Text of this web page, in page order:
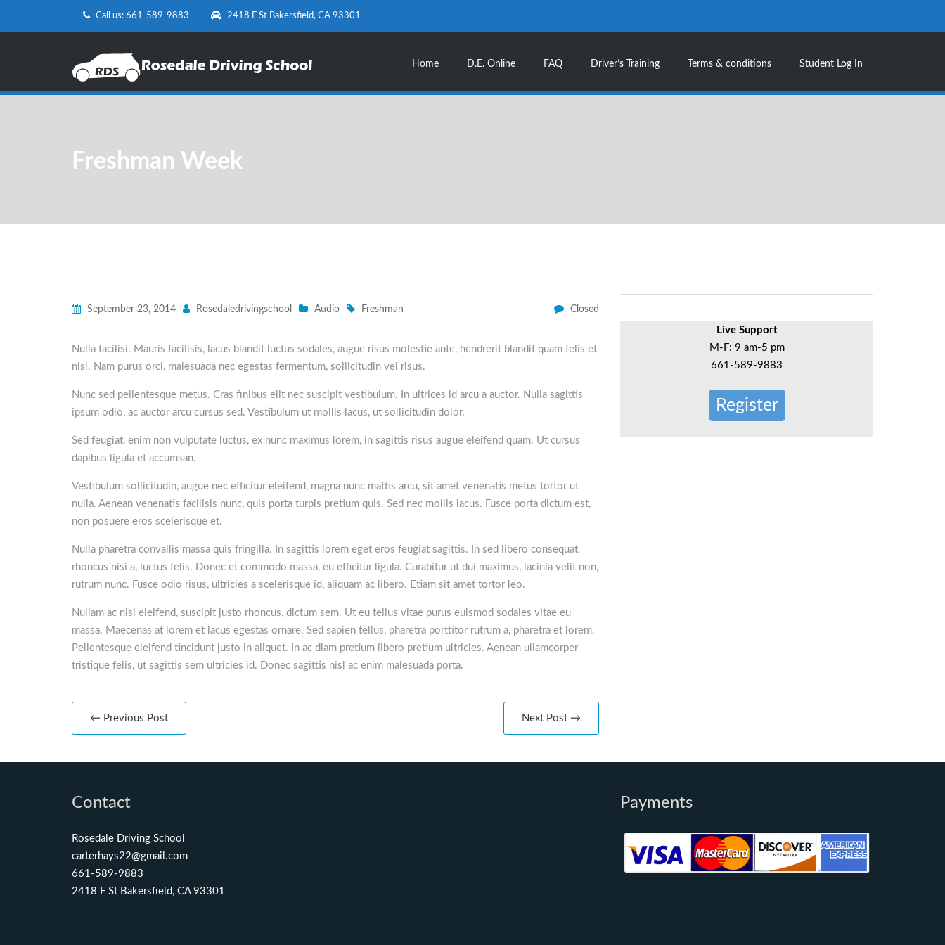
Call us: 661-589-9883 2418 F St Bakersfield, CA 93301
Home D.E. Online FAQ Driver’s Training Terms & conditions Student Log In
Freshman Week
September 23, 2014 Rosedaledrivingschool Audio Freshman Closed
Nulla facilisi. Mauris facilisis, lacus blandit luctus sodales, augue risus molestie ante, hendrerit blandit quam felis et
nisl. Nam purus orci, malesuada nec egestas fermentum, sollicitudin vel risus.
Nunc sed pellentesque metus. Cras finibus elit nec suscipit vestibulum. In ultrices id arcu a auctor. Nulla sagittis
ipsum odio, ac auctor arcu cursus sed. Vestibulum ut mollis lacus, ut sollicitudin dolor.
Sed feugiat, enim non vulputate luctus, ex nunc maximus lorem, in sagittis risus augue eleifend quam. Ut cursus
dapibus ligula et accumsan.
Vestibulum sollicitudin, augue nec efficitur eleifend, magna nunc mattis arcu, sit amet venenatis metus tortor ut
nulla. Aenean venenatis facilisis nunc, quis porta turpis pretium quis. Sed nec mollis lacus. Fusce porta dictum est,
non posuere eros scelerisque et.
Nulla pharetra convallis massa quis fringilla. In sagittis lorem eget eros feugiat sagittis. In sed libero consequat,
rhoncus nisi a, luctus felis. Donec et commodo massa, eu efficitur ligula. Curabitur ut dui maximus, lacinia velit non,
rutrum nunc. Fusce odio risus, ultricies a scelerisque id, aliquam ac libero. Etiam sit amet tortor leo.
Nullam ac nisl eleifend, suscipit justo rhoncus, dictum sem. Ut eu tellus vitae purus euismod sodales vitae eu
massa. Maecenas at lorem et lacus egestas ornare. Sed sapien tellus, pharetra porttitor rutrum a, pharetra et lorem.
Pellentesque eleifend tincidunt justo in aliquet. In ac diam pretium libero pretium ultricies. Aenean ullamcorper
tristique felis, ut sagittis sem ultricies id. Donec sagittis nisl ac enim malesuada porta.
← Previous Post Next Post →
Live Support
M-F: 9 am-5 pm
661-589-9883
Register
Contact
Rosedale Driving School
carterhays22@gmail.com
661-589-9883
2418 F St Bakersfield, CA 93301
Payments